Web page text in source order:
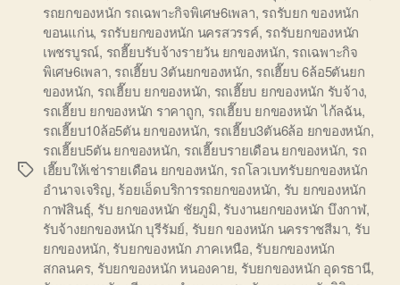
Tags
รถยกของหนัก รถเฉพาะกิจพิเศษ6เพลา, รถรับยก ของหนัก
ขอนแก่น, รถรับยกของหนัก นครสวรรค์, รถรับยกของหนัก
เพชรบูรณ์, รถฮี๊ยบรับจ้างรายวัน ยกของหนัก, รถเฉพาะกิจ
พิเศษ6เพลา, รถเฮี๊ยบ 3ตันยกของหนัก, รถเฮี๊ยบ 6ล้อ5ตันยก
ของหนัก, รถเฮี๊ยบ ยกของหนัก, รถเฮี๊ยบ ยกของหนัก รับจ้าง,
รถเฮี๊ยบ ยกของหนัก ราคาถูก, รถเฮี๊ยบ ยกของหนัก ไก้ลฉัน,
รถเฮี๊ยบ10ล้อ5ตัน ยกของหนัก, รถเฮี๊ยบ3ตัน6ล้อ ยกของหนัก,
รถเฮี๊ยบ5ตัน ยกของหนัก, รถเฮี๊ยบรายเดือน ยกของหนัก, รถ
เฮี๊ยบให้เช่ารายเดือน ยกของหนัก, รถโลวเบทรับยกของหนัก
อำนาจเจริญ, ร้อยเอ็ดบริการรถยกของหนัก, รับ ยกของหนัก
กาฬสินธุ์, รับ ยกของหนัก ชัยภูมิ, รับงานยกของหนัก บึงกาฬ,
รับจ้างยกของหนัก บุรีรัมย์, รับยก ของหนัก นครราชสีมา, รับ
ยกของหนัก, รับยกของหนัก ภาคเหนือ, รับยกของหนัก
สกลนคร, รับยกของหนัก หนองคาย, รับยกของหนัก อุดรธานี,